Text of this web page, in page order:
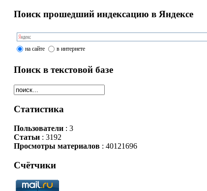
Поиск прошедший индексацию в Яндексе
на сайте в интернете
Поиск в текстовой базе
Статистика
Пользователи: 3
Статьи: 3192
Просмотры материалов: 40121696
Счётчики